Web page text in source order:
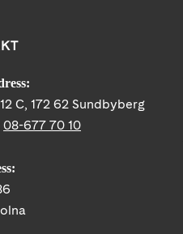
C, 172 62 Sundbyberg
08-677 70 10